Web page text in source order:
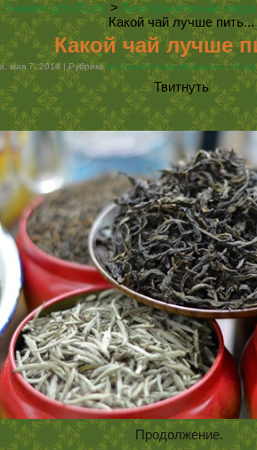
для Всех > Альтернативная
Какой чай лучше пить...
Какой чай лучше
мая 7, 2014 | Рубрика Альтернативная медицина.,
Твитнуть
Продолжение.